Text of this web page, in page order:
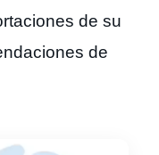
de su
de